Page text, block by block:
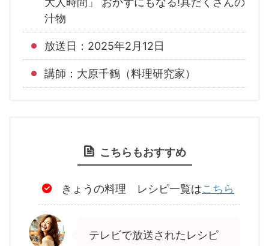
汁物
放送日：2025年2月12日
講師：大原千鶴（料理研究家）
こちらもおすすめ
きょうの料理 レシピ一覧はこちら
テレビで放送されたレシピ